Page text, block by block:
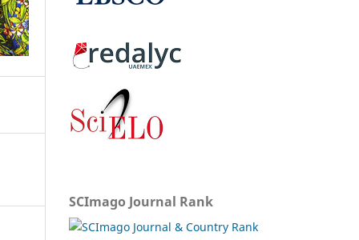
SCImago Journal Rank